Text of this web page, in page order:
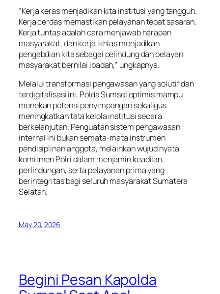
“Kerja keras menjadikan kita institusi yang tangguh.
Kerja cerdas memastikan pelayanan tepat sasaran.
Kerja tuntas adalah cara menjawab harapan
masyarakat, dan kerja ikhlas menjadikan
pengabdian kita sebagai pelindung dan pelayan
masyarakat bernilai ibadah,” ungkapnya.
Melalui transformasi pengawasan yang solutif dan
terdigitalisasi ini, Polda Sumsel optimis mampu
menekan potensi penyimpangan sekaligus
meningkatkan tata kelola institusi secara
berkelanjutan. Penguatan sistem pengawasan
internal ini bukan semata-mata instrumen
pendisiplinan anggota, melainkan wujud nyata
komitmen Polri dalam menjamin keadilan,
perlindungan, serta pelayanan prima yang
berintegritas bagi seluruh masyarakat Sumatera
Selatan.
May 20, 2026
Begini Pesan Kapolda